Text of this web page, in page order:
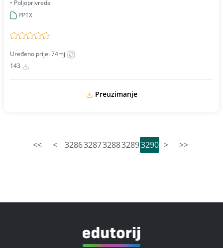
• Poljoprivreda
PPTX
Uređeno prije: 74mj
143
Preuzimanje
<< < 32863287328832893290 > >>